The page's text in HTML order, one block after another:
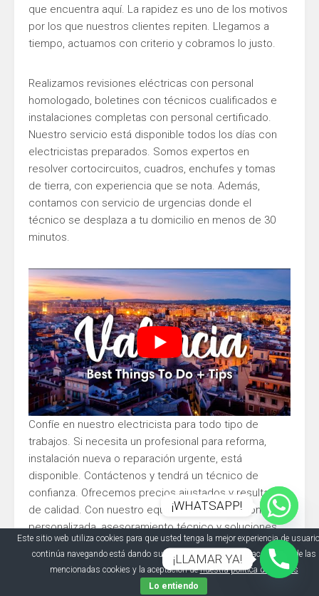
que encuentra aquí. La rapidez es uno de los motivos
por los que nuestros clientes repiten. Llegamos a
tiempo, actuamos con criterio y cobramos lo justo.
Realizamos revisiones eléctricas con personal
homologado, boletines con técnicos cualificados e
instalaciones completas con personal certificado.
Nuestro servicio está disponible todos los días con
electricistas preparados. Somos expertos en
resolver cortocircuitos, cuadros, enchufes y tomas
de tierra, con experiencia que se nota. Además,
contamos con servicio de urgencias donde el
técnico se desplaza a tu domicilio en menos de 30
minutos.
Confíe en nuestro electricista para todo tipo de
trabajos. Si necesita un profesional para reforma,
instalación nueva o reparación urgente, está
disponible. Contáctenos y tendrá un técnico de
confianza. Ofrecemos precios ajustados y resultados
de calidad. Con nuestro equipo, tendrá atención
personalizada, asesoramiento técnico y soluciones
garantizadas. La chispa, la ponemos nosotros.
Electricista urgente, económico, autorizado,
Este sitio web utiliza cookies para que usted tenga la mejor experiencia de
continúa navegando está dando su consentimiento para la aceptación de las
mencionadas cookies y la aceptación denuestra política de cookies
Lo entiendo
¡LLAMAR YA!
¡WHATSAPP!